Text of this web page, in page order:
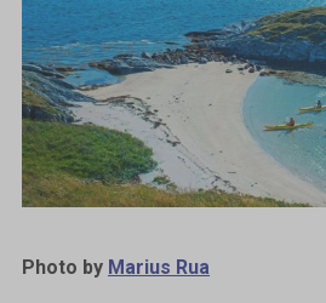
Photo by Marius Rua